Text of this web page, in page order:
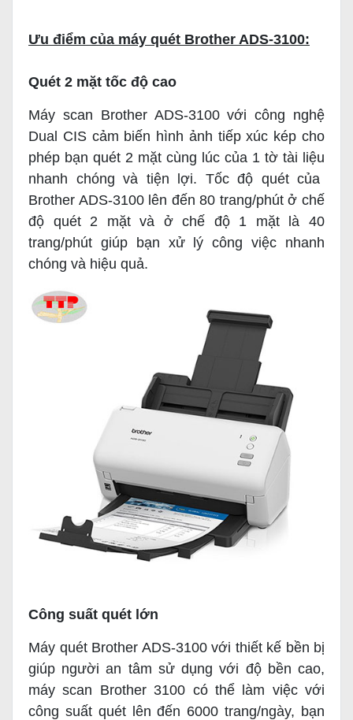
Ưu điểm của máy quét Brother ADS-3100:
Quét 2 mặt tốc độ cao
Máy scan Brother ADS-3100 với công nghệ
Dual CIS cảm biến hình ảnh tiếp xúc kép cho
phép bạn quét 2 mặt cùng lúc của 1 tờ tài liệu
nhanh chóng và tiện lợi. Tốc độ quét của
Brother ADS-3100 lên đến 80 trang/phút ở chế
độ quét 2 mặt và ở chế độ 1 mặt là 40
trang/phút giúp bạn xử lý công việc nhanh
chóng và hiệu quả.
Công suất quét lớn
Máy quét Brother ADS-3100 với thiết kế bền bị
giúp người an tâm sử dụng với độ bền cao,
máy scan Brother 3100 có thể làm việc với
công suất quét lên đến 6000 trang/ngày, bạn